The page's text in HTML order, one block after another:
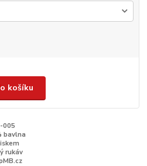
košíku
005
bavlna
rukáv